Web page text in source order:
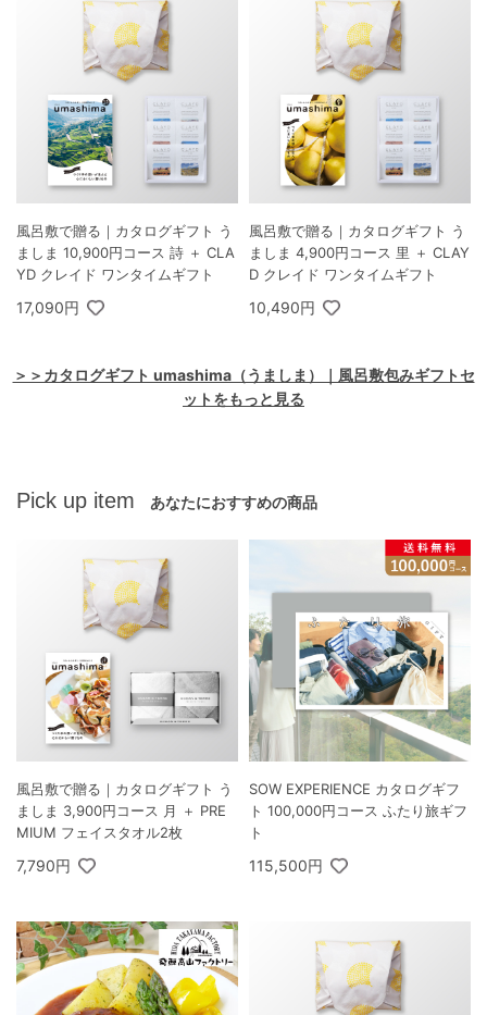
風呂敷で贈る｜カタログギフト う
ましま 10,900円コース 詩 ＋ CLA
YD クレイド ワンタイムギフト
17,090円
風呂敷で贈る｜カタログギフト う
ましま 4,900円コース 里 ＋ CLAY
D クレイド ワンタイムギフト
10,490円
＞＞カタログギフト umashima（うましま）｜風呂敷包みギフトセ
ットをもっと見る
Pick up item あなたにおすすめの商品
風呂敷で贈る｜カタログギフト う
ましま 3,900円コース 月 ＋ PRE
MIUM フェイスタオル2枚
7,790円
SOW EXPERIENCE カタログギフ
ト 100,000円コース ふたり旅ギフ
ト
115,500円